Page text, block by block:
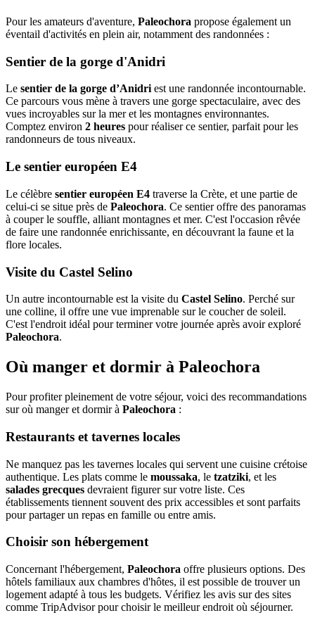
Pour les amateurs d'aventure, Paleochora propose également un
éventail d'activités en plein air, notamment des randonnées :
Sentier de la gorge d'Anidri
Le sentier de la gorge d’Anidri est une randonnée incontournable.
Ce parcours vous mène à travers une gorge spectaculaire, avec des
vues incroyables sur la mer et les montagnes environnantes.
Comptez environ 2 heures pour réaliser ce sentier, parfait pour les
randonneurs de tous niveaux.
Le sentier européen E4
Le célèbre sentier européen E4 traverse la Crète, et une partie de
celui-ci se situe près de Paleochora. Ce sentier offre des panoramas
à couper le souffle, alliant montagnes et mer. C'est l'occasion rêvée
de faire une randonnée enrichissante, en découvrant la faune et la
flore locales.
Visite du Castel Selino
Un autre incontournable est la visite du Castel Selino. Perché sur
une colline, il offre une vue imprenable sur le coucher de soleil.
C'est l'endroit idéal pour terminer votre journée après avoir exploré
Paleochora.
Où manger et dormir à Paleochora
Pour profiter pleinement de votre séjour, voici des recommandations
sur où manger et dormir à Paleochora :
Restaurants et tavernes locales
Ne manquez pas les tavernes locales qui servent une cuisine crétoise
authentique. Les plats comme le moussaka, le tzatziki, et les
salades grecques devraient figurer sur votre liste. Ces
établissements tiennent souvent des prix accessibles et sont parfaits
pour partager un repas en famille ou entre amis.
Choisir son hébergement
Concernant l'hébergement, Paleochora offre plusieurs options. Des
hôtels familiaux aux chambres d'hôtes, il est possible de trouver un
logement adapté à tous les budgets. Vérifiez les avis sur des sites
comme TripAdvisor pour choisir le meilleur endroit où séjourner.